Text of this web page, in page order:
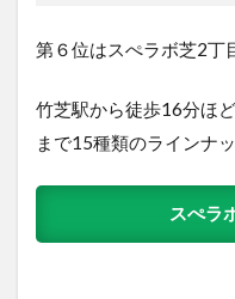
第６位はスぺラボ芝2丁
竹芝駅から徒歩16分ほ
まで15種類のラインナ
スぺラ